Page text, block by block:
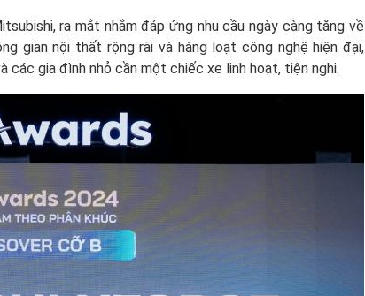
ra mắt nhắm đáp ứng nhu cầu ngày càng tăng về
gian nội thất rộng rãi và hàng loạt công nghệ hiện đại,
gia đình nhỏ cần một chiếc xe linh hoạt, tiện nghi.